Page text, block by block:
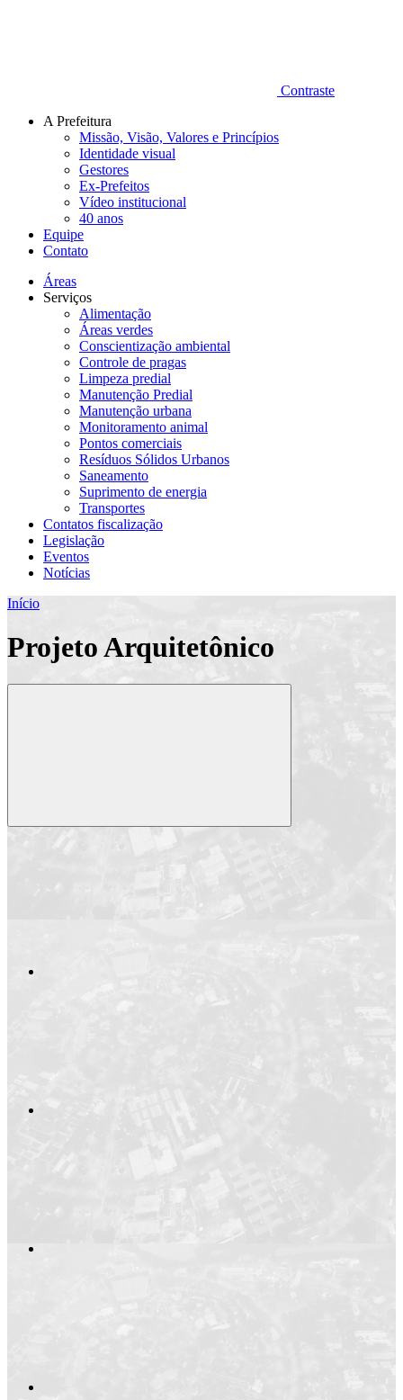
Contraste
A Prefeitura
Missão, Visão, Valores e Princípios
Identidade visual
Gestores
Ex-Prefeitos
Vídeo institucional
40 anos
Equipe
Contato
Áreas
Serviços
Alimentação
Áreas verdes
Conscientização ambiental
Controle de pragas
Limpeza predial
Manutenção Predial
Manutenção urbana
Monitoramento animal
Pontos comerciais
Resíduos Sólidos Urbanos
Saneamento
Suprimento de energia
Transportes
Contatos fiscalização
Legislação
Eventos
Notícias
Início
Projeto Arquitetônico
Compartilhar